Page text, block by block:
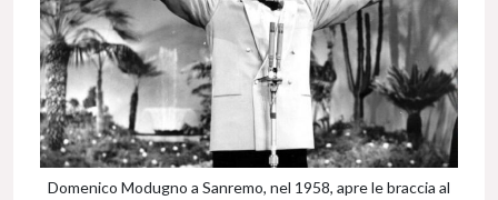
Domenico Modugno a Sanremo, nel 1958, apre le braccia al